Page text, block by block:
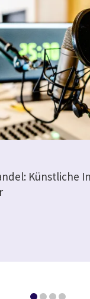
Künstliche